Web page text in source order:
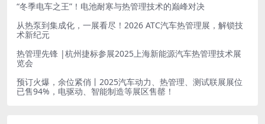
“冬季电车之王”！电池耐寒与热管理技术的巅峰对决
从热泵到集成化，一展看尽！2026 ATC汽车热管理展，解锁技
术新纪元
热管理先锋 |杭州捷标参展2025上海新能源汽车热管理技术展
览会
预订火爆，余位紧俏丨2025汽车动力、热管理、测试联展展位
已售94%，电驱动、智能制造等展区售罄！